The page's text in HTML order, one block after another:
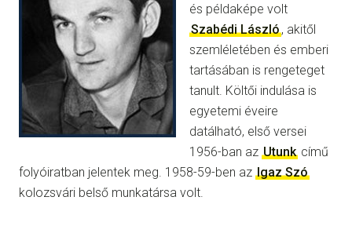
és példaképe volt
Szabédi László, akitől
szemléletében és emberi
tartásában is rengeteget
tanult. Költői indulása is
egyetemi éveire
datálható, első versei
1956-ban az Utunkcímű
folyóiratban jelentek meg. 1958-59-ben az Igaz Szó
kolozsvári belső munkatársa volt.